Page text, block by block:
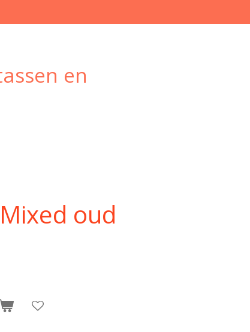
en
oud